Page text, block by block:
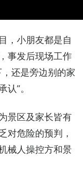
，小朋友都是自
事发后现场工作
还是旁边别的家
”。
景区及家长皆有
对危险的预判，
械人操控方和景